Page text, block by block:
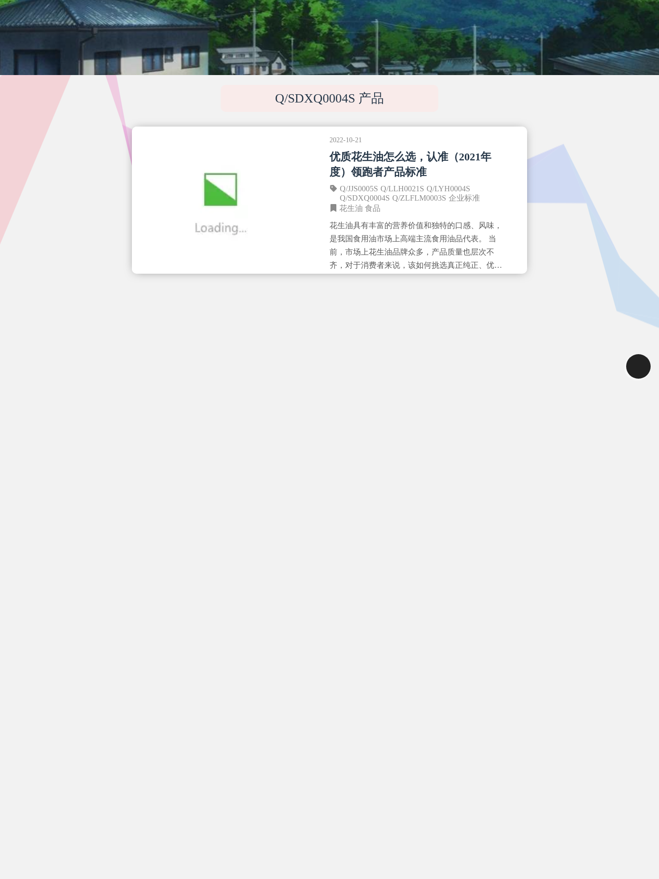
Q/SDXQ0004S 产品
2022-10-21
优质花生油怎么选，认准（2021年
度）领跑者产品标准
Q/JJS0005S Q/LLH0021S Q/LYH0004S
Q/SDXQ0004S Q/ZLFLM0003S 企业标准
花生油 食品
花生油具有丰富的营养价值和独特的口感、风味，
是我国食用油市场上高端主流食用油品代表。 当
前，市场上花生油品牌众多，产品质量也层次不
齐，对于消费者来说，该如何挑选真正纯正、优质